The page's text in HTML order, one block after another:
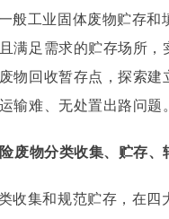
般工业固体废物贮存和
满足需求的贮存场所，
物回收暂存点，探索
输难、无处置出路问题
废物分类收集、贮存、
收集和规范贮存，在